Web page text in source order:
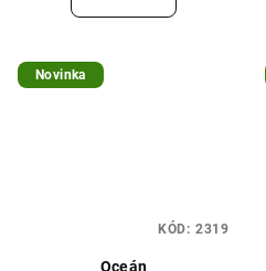
Novinka
Oceán
KÓD: 2319